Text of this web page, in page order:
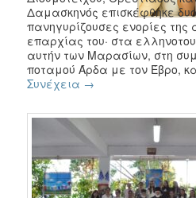
Δαμασκηνός επισκέφθηκε
πανηγυρίζουσες ενορίες της
επαρχίας του· στα
αυτήν των Μαρασίων, στη
ποταμού Άρδα με τον Έβρο,
Συνέχεια →